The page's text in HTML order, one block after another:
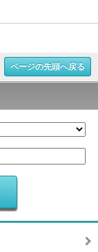
ページの先頭へ戻る